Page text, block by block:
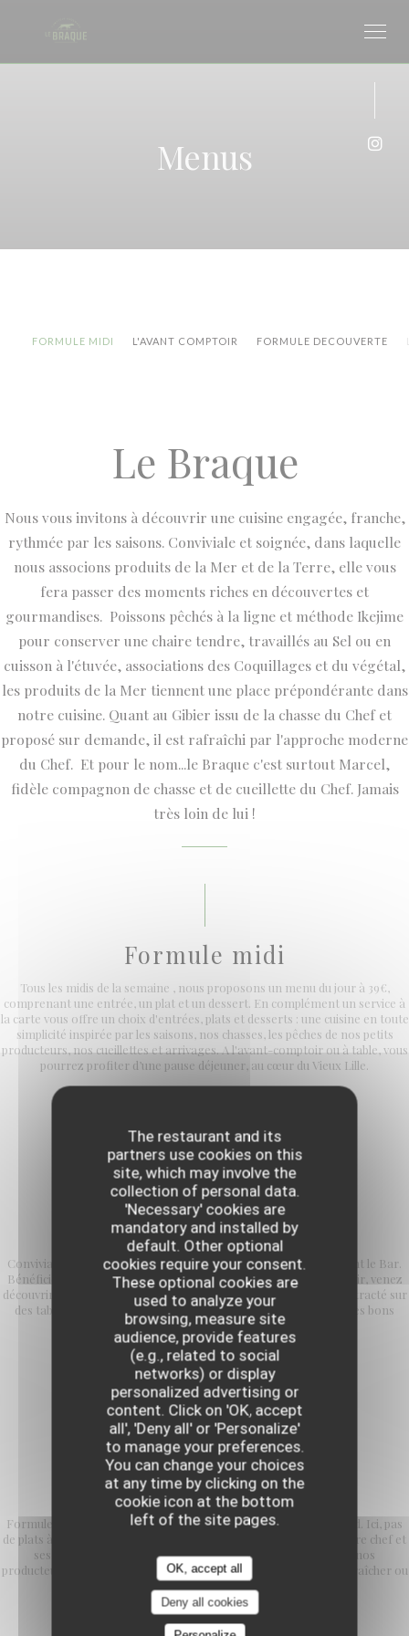
The restaurant and its
partners use cookies on this
site, which may involve the
collection of personal data.
'Necessary' cookies are
mandatory and installed by
default. Other optional
cookies require your consent.
These optional cookies are
used to analyze your
browsing, measure site
audience, provide features
(e.g., related to social
networks) or display
personalized advertising or
content. Click on 'OK, accept
all', 'Deny all' or 'Personalize'
to manage your preferences.
You can change your choices
at any time by clicking on the
cookie icon at the bottom
left of the site pages.
OK, accept all
Deny all cookies
Menus
FORMULE MIDI L'AVANT COMPTOIR FORMULE DECOUVERTE
Le Braque
Nous vous invitons à découvrir une cuisine engagée, franche,
rythmée par les saisons. Conviviale et soignée, dans laquelle
nous associons produits de la Mer et de la Terre, elle vous
fera passer des moments riches en découvertes et
gourmandises. Poissons pêchés à la ligne et méthode Ikejime
pour conserver une chaire tendre, travaillés au Sel ou en
cuisson à l'étuvée, associations des Coquillages et du végétal,
les produits de la Mer tiennent une place prépondérante dans
notre cuisine. Quant au Gibier issu de la chasse du Chef et
proposé sur demande, il est rafraîchi par l'approche moderne
du Chef. Et pour le nom...le Braque c'est surtout Marcel,
fidèle compagnon de chasse et de cueillette du Chef. Jamais
très loin de lui !
Formule midi
Tous les midis de la semaine , nous proposons un menu du jour à 39€,
comprenant une entrée, un plat et un dessert. En complément un service à
la carte vous offre un choix d'entrées, plats et desserts : une cuisine en toute
simplicité inspirée par les saisons, nos chasses, les pêches de nos petits
producteurs, nos cueillettes et arrivages. A l'avant-comptoir ou à table, vous
pourrez profiter d’une pause déjeuner, au cœur du Vieux Lille.
L'Avant comptoir
Convivialité et simplicité sont les maîtres mots de cet espace avant le Bar.
Bénéficiez des mêmes prestations qu'en salle. Le soir, au comptoir, venez
découvrir notre formule en 5, 6 ou 7 services dans un cadre décontracté sur
des tabourets hauts à l'assise confortable. Des bonnes quilles, des bons
petits plats et des copains !
FORMULE DECOUVERTE
Formule unique en 5, 6 ou 7 services, tous les soirs et les week-end. Ici, pas
de plats à la carte mais l'opportunité de découvrir la cuisine de notre chef et
ses équipes. Des produits de saison et en collaboration avec nos
producteurs préférés comme Alex Dequidt, Jean Michel notre maraîcher ou
encore la ferme d'Ennevelin.